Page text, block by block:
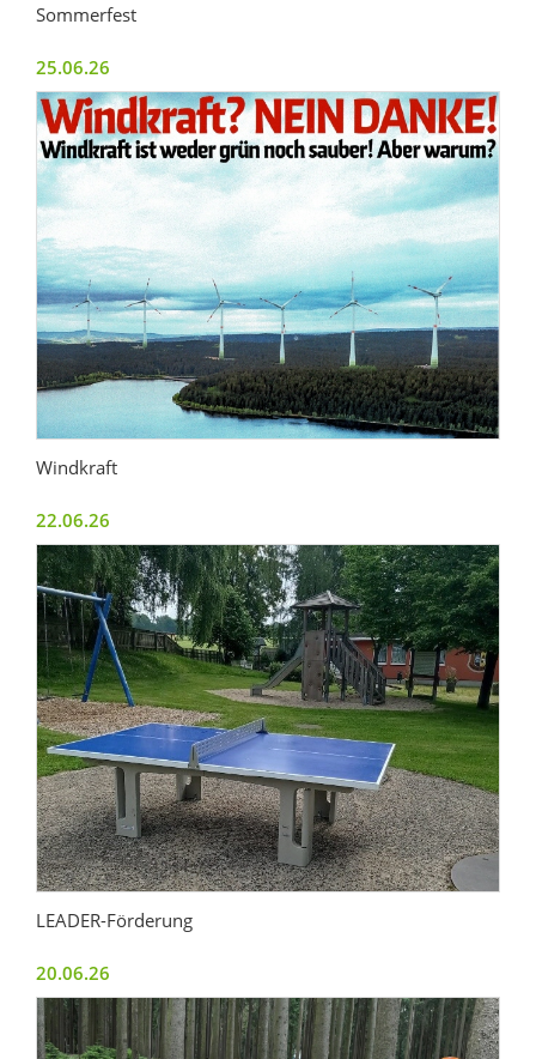
Sommerfest
25.06.26
Windkraft
22.06.26
LEADER-Förderung
20.06.26